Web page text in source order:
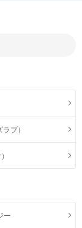
ブ）
ー